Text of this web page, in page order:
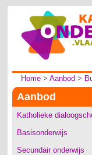
Home >Aanbod >
Aanbod
Katholieke
Basisonderwijs
Secundair onderwijs